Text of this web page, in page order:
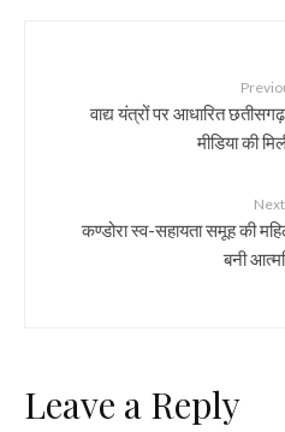
वाद्य यंत्रों पर आधारित
मीडिया की
Next
कण्डोरा स्व-सहायता समूह की
बनी
Leave a Reply